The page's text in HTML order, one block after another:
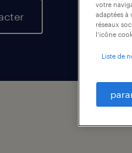
votre
adaptées à
réseaux
l’icône
Liste de